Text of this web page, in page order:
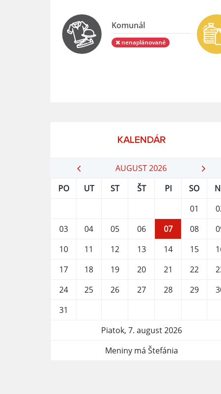
Komunál
nenaplánované
KALENDÁR
AUGUST 2026
PO
UT ST ŠT PI SO
01
03
04 05 06 07 08
10
11 12 13 14 15
17
18 19 20 21 22
24
25 26 27 28 29
31
Piatok, 7. august 2026
Meniny má Štefánia